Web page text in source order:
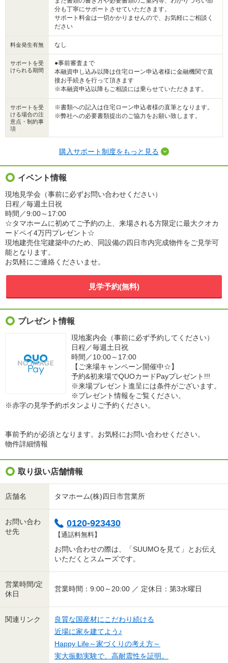
分も丁寧にサポートさせていただきます。
サポート料金は一切かかりませんので、お気軽にご相談く
ださい
料金発生有無 なし
サポートを受
けられる期間
●事前審査まで
本融資申し込み以降は住宅ローン申込者様に金融機関で直
接お手続きを行って頂きます
※本融資申込以降もご相談には乗らせていただきます。
サポートを受
ける場合の注
意点・制約事
項
※書類への記入は住宅ローン申込者様の直筆となります。
※弊社への必要書類提出のご協力をお願い致します。
購入サポート制度をもっと見る
イベント情報
現地見学会（事前に必ずお問い合わせください）
日程／毎週土日祝
時間／9:00～17:00
☆タマホームに初めてご予約の上、来場される方限定に最大クオカ
ードペイ4万円プレゼント☆
現地建売住宅建築中のため、同設備の四日市内完成物件をご見学可
能となります。
お気軽にご連絡くださいませ。
見学予約(無料)
プレゼント情報
現地案内会（事前に必ず予約してください）
日程／毎週土日祝
時間／10:00～17:00
【ご来場キャンペーン開催中☆】
予約&初来場でQUOカードPayプレゼント!!!
※来場プレゼント進呈には条件がございます。
※プレゼント情報をご覧ください。
※赤字の見学予約ボタンよりご予約ください。
事前予約が必須となります。お気軽にお問い合わせください。
物件詳細情報
取り扱い店舗情報
店舗名 タマホーム(株)四日市営業所
お問い合わ
せ先
0120-923430
【通話料無料】
お問い合わせの際は、「SUUMOを見て」とお伝え
いただくとスムーズです。
営業時間/定
休日
営業時間：9:00～20:00 ／ 定休日：第3水曜日
関連リンク
良質な国産材にこだわり続ける
近場に家を建てよう♪
Happy Life～家づくりの考え方～
実大振動実験で、高耐震性を証明。